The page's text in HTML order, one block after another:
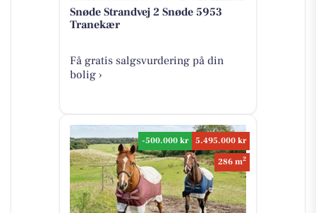
Snøde Strandvej 2 Snøde 5953
Tranekær
Få gratis salgsvurdering på din
bolig ›
-500.000 kr
5.495.000 kr
286 m2